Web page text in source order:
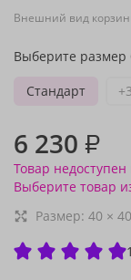
Внешний вид
Выберите размер
Стандарт
6 230 ₽
Товар недоступен
Выберите товар
Размер: 40 × 40